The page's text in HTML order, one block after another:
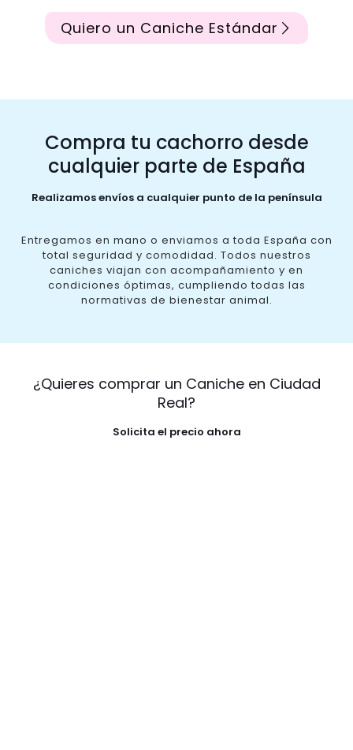
Quiero un Caniche Estándar
Compra tu cachorro desde
cualquier parte de España
Realizamos envíos a cualquier punto de la península
Entregamos en mano o enviamos a toda España con
total seguridad y comodidad. Todos nuestros
caniches viajan con acompañamiento y en
condiciones óptimas, cumpliendo todas las
normativas de bienestar animal.
¿Quieres comprar un Caniche en Ciudad
Real?
Solicita el precio ahora